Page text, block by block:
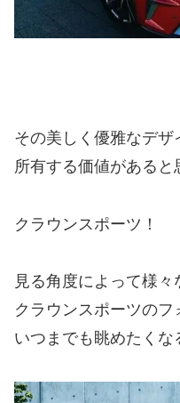
その美しく優雅なデザ
所有する価値があると
クラウンスポーツ！
見る角度によって様々
クラウンスポーツのフ
いつまでも眺めたくな